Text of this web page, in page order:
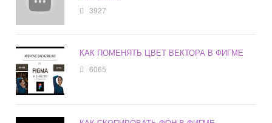
3927
КАК ПОМЕНЯТЬ ЦВЕТ ВЕКТОРА В ФИГМЕ
6065